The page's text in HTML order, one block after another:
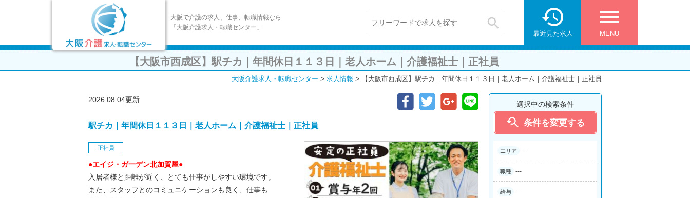
大阪で介護の求人、仕事、転職情報なら
「大阪介護求人・転職センター」
 menu
MENU

最近見た求人
【大阪市西成区】駅チカ｜年間休日１１３日｜老人ホーム｜介護福祉士｜正社員
大阪介護求人・転職センター > 求人情報 > 【大阪市西成区】駅チカ｜年間休日１１３日｜老人ホーム｜介護福祉士｜正社員
選択中の検索条件
 条件を変更する
エリア ---
職種 ---
給与 ---
2026.08.04更新
駅チカ｜年間休日１１３日｜老人ホーム｜介護福祉士｜正社員
正社員
●エイジ・ガ一デン北加賀屋●
入居者様と距離が近く、とても仕事がしやすい環境です。
また、スタッフとのコミュニケーションも良く、仕事も